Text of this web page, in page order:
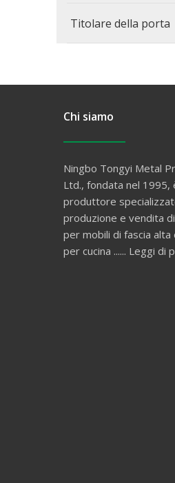
Titolare della porta
Chi siamo
Ningbo Tongyi Metal
Ltd., fondata nel 1995,
produttore
produzione e vendita
per mobili di fascia
per cucina ...... Leggi di